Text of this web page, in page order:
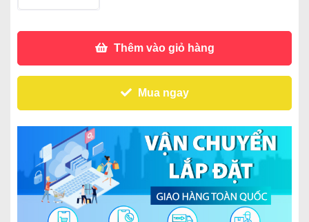
Thêm vào giỏ hàng
Mua ngay